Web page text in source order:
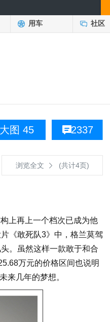
用车 社区
2337
大图 45
浏览全文 (共计4页)
上再上一个档次已成为他
《敢死队3》中，格兰莫驾
。虽然这样一款敢于和合
万元的价格区间也说明
来几年的梦想。